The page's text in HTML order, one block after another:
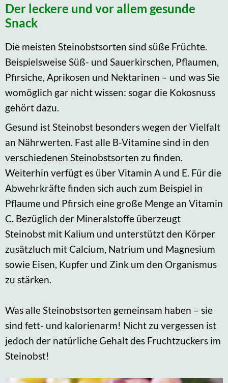
Der leckere und vor allem gesunde
Snack
Die meisten Steinobstsorten sind süße Früchte.
Beispielsweise Süß- und Sauerkirschen, Pflaumen,
Pfirsiche, Aprikosen und Nektarinen – und was Sie
womöglich gar nicht wissen: sogar die Kokosnuss
gehört dazu.
Gesund ist Steinobst besonders wegen der Vielfalt
an Nährwerten. Fast alle B-Vitamine sind in den
verschiedenen Steinobstsorten zu finden.
Weiterhin verfügt es über Vitamin A und E. Für die
Abwehrkräfte finden sich auch zum Beispiel in
Pflaume und Pfirsich eine große Menge an Vitamin
C. Bezüglich der Mineralstoffe überzeugt
Steinobst mit Kalium und unterstützt den Körper
zusätzluch mit Calcium, Natrium und Magnesium
sowie Eisen, Kupfer und Zink um den Organismus
zu stärken.
Was alle Steinobstsorten gemeinsam haben – sie
sind fett- und kalorienarm! Nicht zu vergessen ist
jedoch der natürliche Gehalt des Fruchtzuckers im
Steinobst!